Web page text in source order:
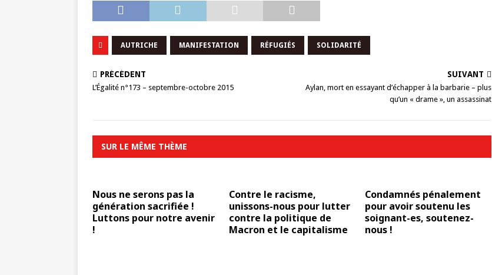
AUTRICHE MANIFESTATION RÉFUGIÉS SOLIDARITÉ
PRÉCÉDENT
L’Égalité n°173 – septembre-octobre 2015
SUIVANT
Aylan, mort en essayant d’échapper à la barbarie – plus
qu’un « drame », un assassinat
SUR LE MÊME THÈME
Nous ne serons pas la
génération sacrifiée !
Luttons pour notre avenir
!
Contre le racisme,
unissons-nous pour lutter
contre la politique de
Macron et le capitalisme
Condamnés pénalement
pour avoir soutenu les
soignant-es, soutenez-
nous !